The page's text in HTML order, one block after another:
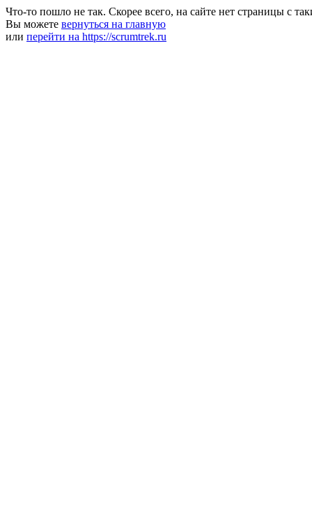
Что-то пошло не так. Скорее всего, на сайте нет страницы с
Вы можете вернуться на главную
или перейти на https://scrumtrek.ru